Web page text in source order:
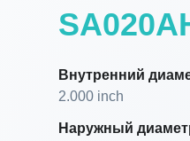
Внутренний
2.000 inch
Наружный